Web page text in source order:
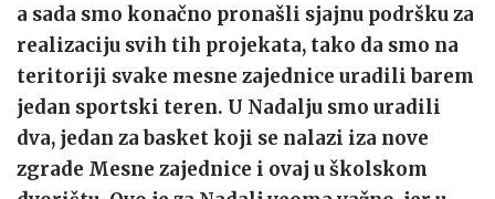
a sada smo konačno pronašli sjajnu podršku za
realizaciju svih tih projekata, tako da smo na
teritoriji svake mesne zajednice uradili barem
jedan sportski teren. U Nadalju smo uradili
dva, jedan za basket koji se nalazi iza nove
zgrade Mesne zajednice i ovaj u školskom